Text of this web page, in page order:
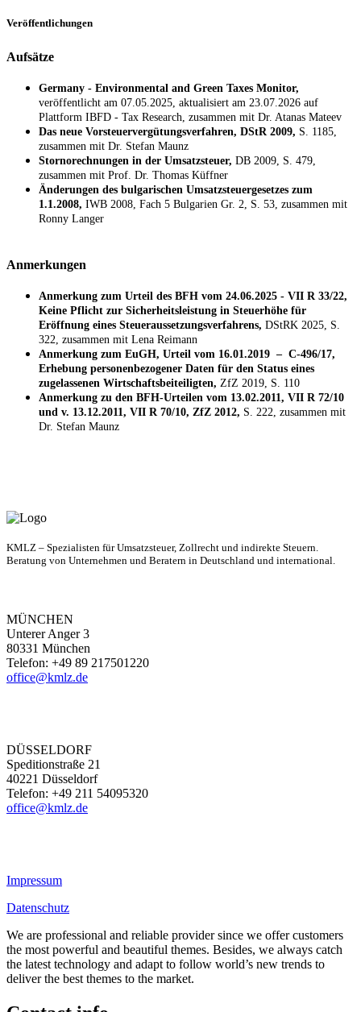
Veröffentlichungen
Aufsätze
Germany - Environmental and Green Taxes Monitor,
veröffentlicht am 07.05.2025, aktualisiert am 23.07.2026 auf
Plattform IBFD - Tax Research, zusammen mit Dr. Atanas Mateev
Das neue Vorsteuervergütungsverfahren, DStR 2009, S. 1185,
zusammen mit Dr. Stefan Maunz
Stornorechnungen in der Umsatzsteuer, DB 2009, S. 479,
zusammen mit Prof. Dr. Thomas Küffner
Änderungen des bulgarischen Umsatzsteuergesetzes zum
1.1.2008, IWB 2008, Fach 5 Bulgarien Gr. 2, S. 53, zusammen mit
Ronny Langer
Anmerkungen
Anmerkung zum Urteil des BFH vom 24.06.2025 - VII R 33/22,
Keine Pflicht zur Sicherheitsleistung in Steuerhöhe für
Eröffnung eines Steueraussetzungsverfahrens, DStRK 2025, S.
322, zusammen mit Lena Reimann
Anmerkung zum EuGH, Urteil vom 16.01.2019 – C-496/17,
Erhebung personenbezogener Daten für den Status eines
zugelassenen Wirtschaftsbeiteiligten, ZfZ 2019, S. 110
Anmerkung zu den BFH-Urteilen vom 13.02.2011, VII R 72/10
und v. 13.12.2011, VII R 70/10, ZfZ 2012, S. 222, zusammen mit
Dr. Stefan Maunz
KMLZ – Spezialisten für Umsatzsteuer, Zollrecht und indirekte Steuern.
Beratung von Unternehmen und Beratern in Deutschland und international.
MÜNCHEN
Unterer Anger 3
80331 München
Telefon: +49 89 217501220
office@kmlz.de
DÜSSELDORF
Speditionstraße 21
40221 Düsseldorf
Telefon: +49 211 54095320
office@kmlz.de
Impressum
Datenschutz
We are professional and reliable provider since we offer customers
the most powerful and beautiful themes. Besides, we always catch
the latest technology and adapt to follow world’s new trends to
deliver the best themes to the market.